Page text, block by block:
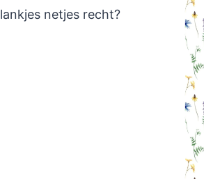
netjes recht?